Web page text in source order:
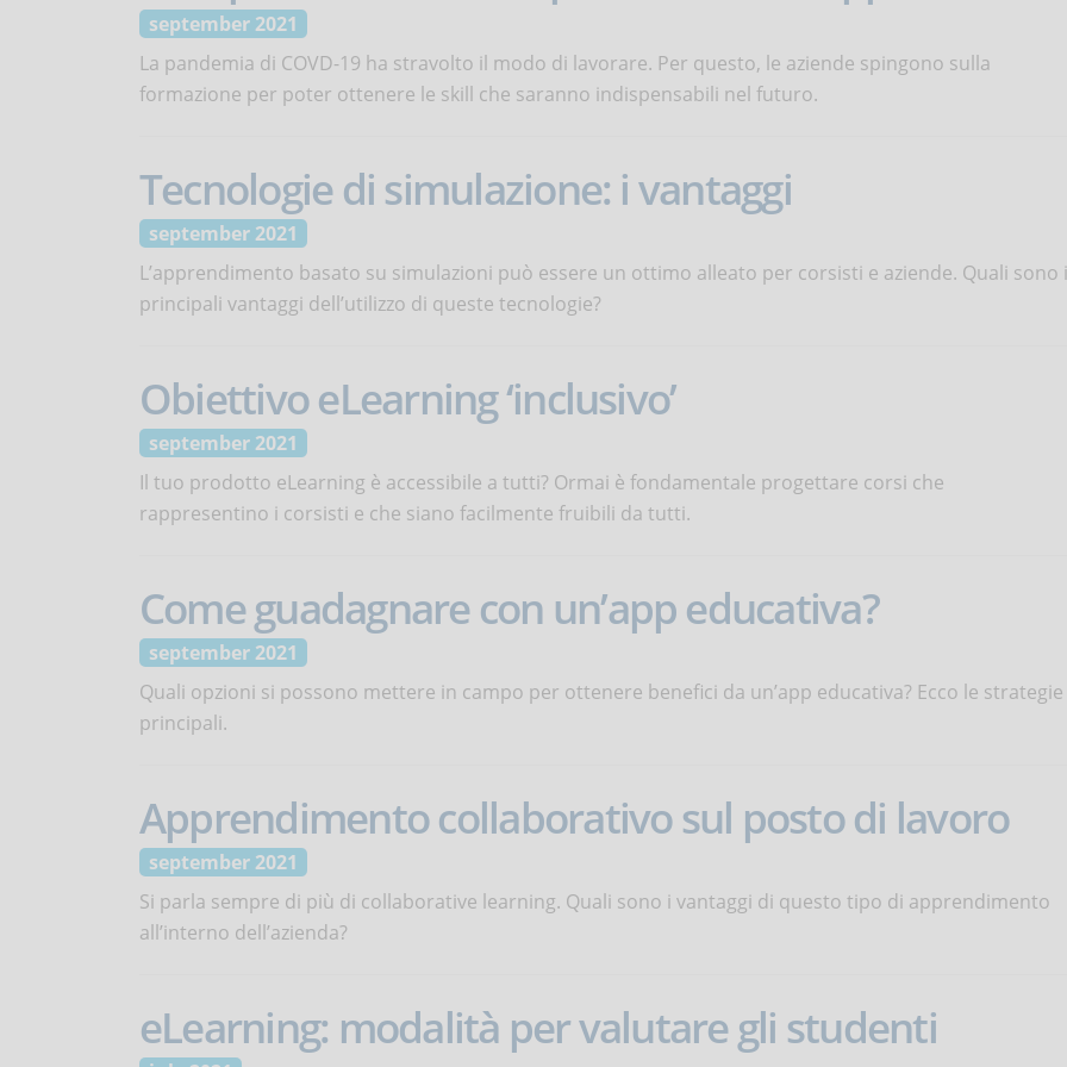
september 2021
La pandemia di COVD-19 ha stravolto il modo di lavorare. Per questo, le aziende spingono sulla
formazione per poter ottenere le skill che saranno indispensabili nel futuro.
Tecnologie di simulazione: i vantaggi
september 2021
L’apprendimento basato su simulazioni può essere un ottimo alleato per corsisti e aziende. Quali sono i
principali vantaggi dell’utilizzo di queste tecnologie?
Obiettivo eLearning ‘inclusivo’
september 2021
Il tuo prodotto eLearning è accessibile a tutti? Ormai è fondamentale progettare corsi che
rappresentino i corsisti e che siano facilmente fruibili da tutti.
Come guadagnare con un’app educativa?
september 2021
Quali opzioni si possono mettere in campo per ottenere benefici da un’app educativa? Ecco le strategie
principali.
Apprendimento collaborativo sul posto di lavoro
september 2021
Si parla sempre di più di collaborative learning. Quali sono i vantaggi di questo tipo di apprendimento
all’interno dell’azienda?
eLearning: modalità per valutare gli studenti